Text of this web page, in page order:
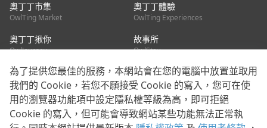
奧丁丁市集
OwlTing Market
奧丁丁體驗
OwlTing Experiences
奧丁丁揪你
OwlJourney
故事所
OwlStay
聯絡我們
客服信箱：mediapartner@owlting.com
服務信箱 / 廣告洽詢：info_owlnews@owlting.com
為了提供您最佳的服務，本網站會在您的電腦中放置並取用
我們的 Cookie，若您不願接受 Cookie 的寫入，您可在使
用的瀏覽器功能項中設定隱私權等級為高，即可拒絕
Cookie 的寫入，但可能會導致網站某些功能無法正常執